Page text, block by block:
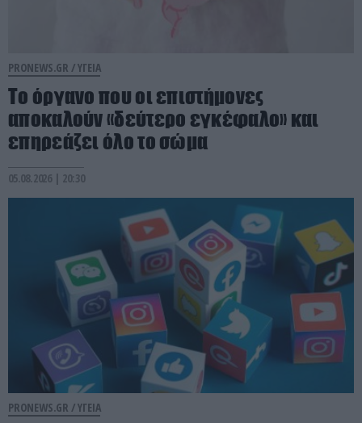
PRONEWS.GR /ΥΓΕΙΑ
Το όργανο που οι επιστήμονες
αποκαλούν «δεύτερο εγκέφαλο» και
επηρεάζει όλο το σώμα
05.08.2026 | 20:30
PRONEWS.GR /ΥΓΕΙΑ